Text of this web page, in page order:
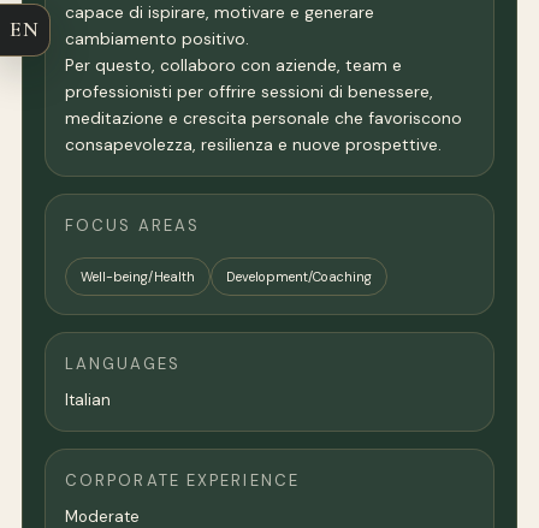
capace di ispirare, motivare e generare
cambiamento positivo.
Per questo, collaboro con aziende, team e
professionisti per offrire sessioni di benessere,
meditazione e crescita personale che favoriscono
consapevolezza, resilienza e nuove prospettive.
FOCUS AREAS
Well-being/Health Development/Coaching
LANGUAGES
Italian
CORPORATE EXPERIENCE
Moderate
EN